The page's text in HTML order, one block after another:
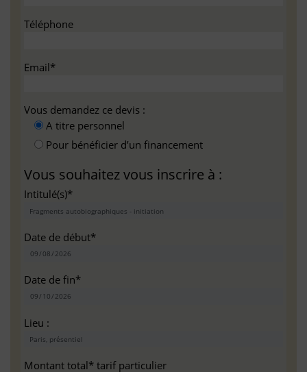
Téléphone
Email*
Vous demandez ce devis :
A titre personnel
Pour bénéficier d’un financement
Vous souhaitez vous inscrire à :
Intitulé(s)*
Date de début*
Date de fin*
Lieu :
Montant total* tarif particulier